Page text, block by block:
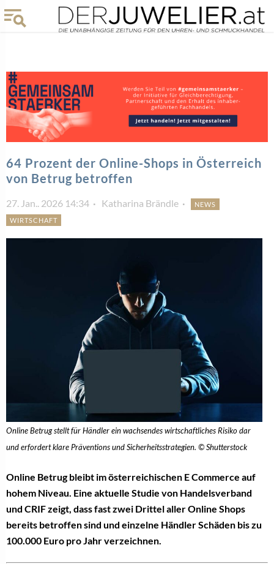
64 Prozent der Online-Shops in Österreich
von Betrug betroffen
27. Jan.. 2026 14:34 Katharina Brändle
NEWS
WIRTSCHAFT
Online Betrug stellt für Händler ein wachsendes wirtschaftliches Risiko dar
und erfordert klare Präventions und Sicherheitsstrategien. © Shutterstock
Online Betrug bleibt im österreichischen E Commerce auf
hohem Niveau. Eine aktuelle Studie von Handelsverband
und CRIF zeigt, dass fast zwei Drittel aller Online Shops
bereits betroffen sind und einzelne Händler Schäden bis zu
100.000 Euro pro Jahr verzeichnen.